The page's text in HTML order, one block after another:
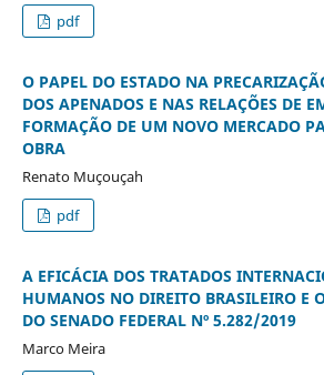
pdf
O PAPEL DO ESTADO NA
DOS APENADOS E NAS RELAÇÕES DE
FORMAÇÃO DE UM NOVO MERCADO
OBRA
Renato Muçouçah
pdf
A EFICÁCIA DOS TRATADOS
HUMANOS NO DIREITO BRASILEIRO E
DO SENADO FEDERAL Nº 5.282/2019
Marco Meira